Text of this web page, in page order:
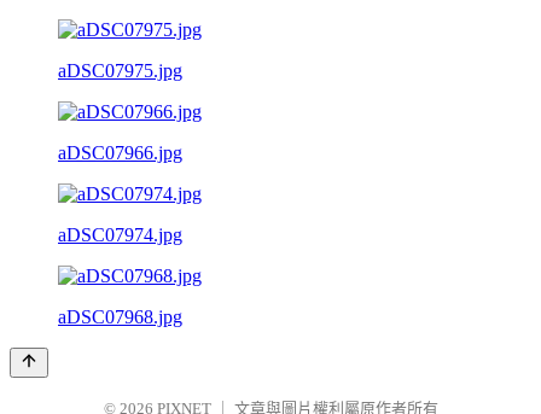
aDSC07975.jpg
aDSC07966.jpg
aDSC07974.jpg
aDSC07968.jpg
© 2026 PIXNET 文章與圖片權利屬原作者所有